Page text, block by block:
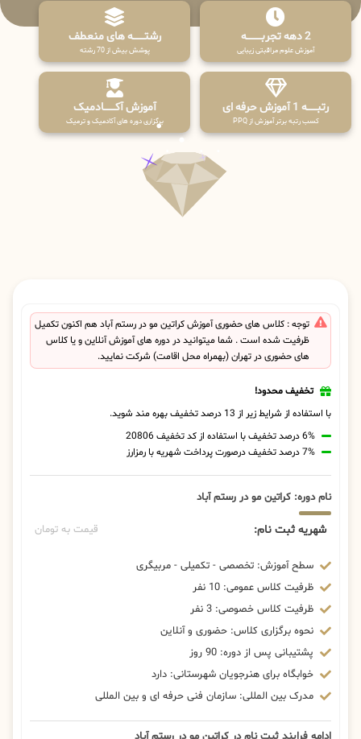
2 دهه تجربـــــــــه
آموزش علوم مراقبتی زیبایی
رشتـــــــه های منعطف
پوشش بیش از 70 رشته
رتبــــــه 1 آموزش حرفه ای
کسب رتبه برتر آموزش از PPQ
آموزش آکـــــــادمیک
برگزاری دوره های آکادمیک و ترمیک
توجه : کلاس های حضوری آموزش کراتین مو در رستم آباد هم اکنون تکمیل
ظرفیت شده است . شما میتوانید در دوره های آموزش آنلاین و یا کلاس
های حضوری در تهران (بهمراه محل اقامت) شرکت نمایید.
تخفیف محدود!
با استفاده از شرایط زیر از 13 درصد تخفیف بهره مند شوید.
6% درصد تخفیف با استفاده از کد تخفیف 20806
7% درصد تخفیف درصورت پرداخت شهریه با رمزارز
نام دوره: کراتین مو در رستم آباد
شهریه ثبت نام: قیمت به تومان
سطح آموزش: تخصصی - تکمیلی - مربیگری
ظرفیت کلاس عمومی: 10 نفر
ظرفیت کلاس خصوصی: 3 نفر
نحوه برگزاری کلاس: حضوری و آنلاین
پشتیبانی پس از دوره: 90 روز
خوابگاه برای هنرجویان شهرستانی: دارد
مدرک بین المللی: سازمان فنی حرفه ای و بین المللی